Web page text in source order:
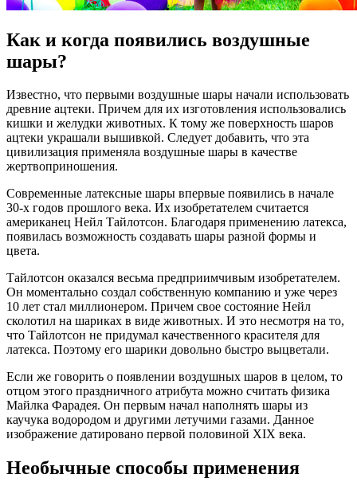
Как и когда появились воздушные
шары?
Известно, что первыми воздушные шары начали использовать
древние ацтеки. Причем для их изготовления использовались
кишки и желудки животных. К тому же поверхность шаров
ацтеки украшали вышивкой. Следует добавить, что эта
цивилизация применяла воздушные шары в качестве
жертвоприношения.
Современные латексные шары впервые появились в начале
30-х годов прошлого века. Их изобретателем считается
американец Нейл Тайлотсон. Благодаря применению латекса,
появилась возможность создавать шары разной формы и
цвета.
Тайлотсон оказался весьма предприимчивым изобретателем.
Он моментально создал собственную компанию и уже через
10 лет стал миллионером. Причем свое состояние Нейл
сколотил на шариках в виде животных. И это несмотря на то,
что Тайлотсон не придумал качественного красителя для
латекса. Поэтому его шарики довольно быстро выцветали.
Если же говорить о появлении воздушных шаров в целом, то
отцом этого праздничного атрибута можно считать физика
Майлка Фарадея. Он первым начал наполнять шары из
каучука водородом и другими летучими газами. Данное
изображение датировано первой половиной XIX века.
Необычные способы применения